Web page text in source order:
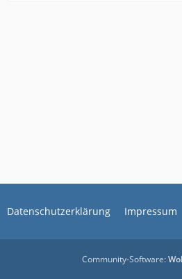
Datenschutzerklärung Impressum
Community-Software: